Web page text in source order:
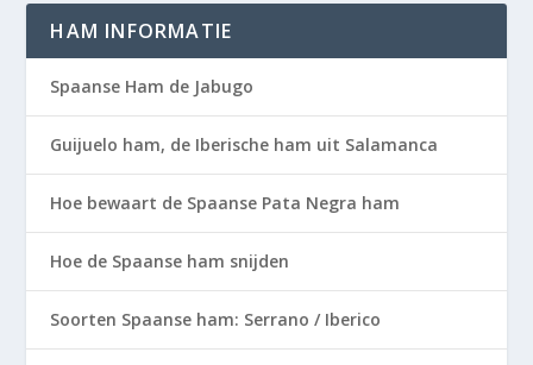
HAM INFORMATIE
Spaanse Ham de Jabugo
Guijuelo ham, de Iberische ham uit Salamanca
Hoe bewaart de Spaanse Pata Negra ham
Hoe de Spaanse ham snijden
Soorten Spaanse ham: Serrano / Iberico